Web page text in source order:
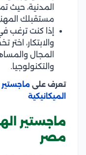
المدنية، حيث
مستقبلك
إذا كنت ترغب
والابتكار،
المجال
والتكنولوجيا.
تعرف على
الميكانيكية
ماجستير
مصر